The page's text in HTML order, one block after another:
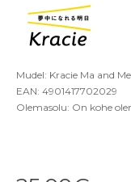
Mudel: Kracie Ma and
EAN: 4901417702029
Olemasolu: On kohe